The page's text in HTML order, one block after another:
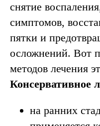
снятие
симптомов,
пятки и
осложнений. Вот
методов лечения
Консервативное
на ранних